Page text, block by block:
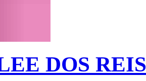
DOS REIS